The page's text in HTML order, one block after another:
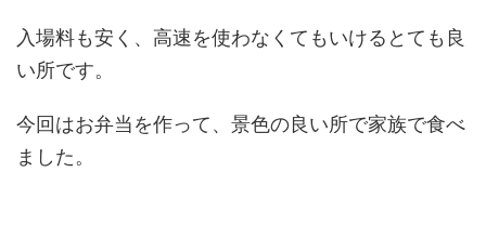
入場料も安く、高速を使わなくてもいけるとても良
い所です。
今回はお弁当を作って、景色の良い所で家族で食べ
ました。